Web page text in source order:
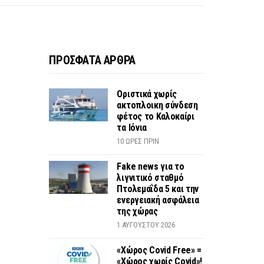
ΠΡΟΣΦΑΤΑ ΑΡΘΡΑ
Οριστικά χωρίς
ακτοπλοικη σύνδεση
φέτος το Καλοκαίρι
τα Ιόνια
10 ΏΡΕΣ ΠΡΙΝ
Fake news για το
λιγνιτικό σταθμό
Πτολεμαΐδα 5 και την
ενεργειακή ασφάλεια
της χώρας
1 ΑΥΓΟΎΣΤΟΥ 2026
«Χώρος Covid Free» =
«Χώρος χωρίς Covid»!